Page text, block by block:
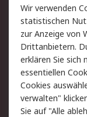
Hilfe
Rechtliches
RS Verkaufs-
Cookie-
Wir verwenden
statistischen
zur Anzeige von
Drittanbietern.
erklären Sie sich
essentiellen
Cookies
verwalten"
Sie auf "Alle